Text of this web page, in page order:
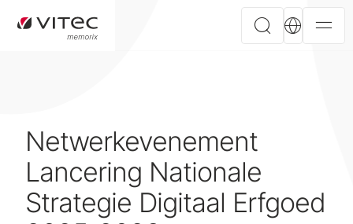
Netwerkevenement
Lancering Nationale
Strategie Digitaal Erfgoed